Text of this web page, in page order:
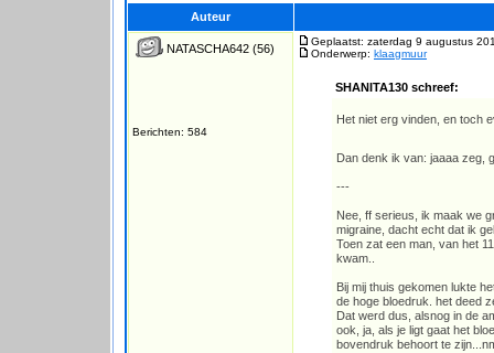
Auteur
NATASCHA642 (56)
Berichten: 584
Geplaatst: zaterdag 9 augustus
Onderwerp: klaagmuur
SHANITA130 schreef:
Het niet erg vinden, en toch
Dan denk ik van: jaaaa zeg,
---
Nee, ff serieus, ik maak we
migraine, dacht echt dat ik
Toen zat een man, van het
kwam..
Bij mij thuis gekomen lukte
de hoge bloedruk. het deed
Dat werd dus, alsnog in de
ook, ja, als je ligt gaat het
bovendruk behoort te